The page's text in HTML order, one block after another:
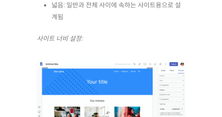
넓음: 일반과 전체 사이에 속하는 사이트용으로 설
계됨
사이트 너비 설정: